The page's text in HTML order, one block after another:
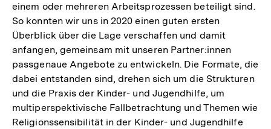
einem oder mehreren Arbeitsprozessen beteiligt sind.
So konnten wir uns in 2020 einen guten ersten
Überblick über die Lage verschaffen und damit
anfangen, gemeinsam mit unseren Partner:innen
passgenaue Angebote zu entwickeln. Die Formate, die
dabei entstanden sind, drehen sich um die Strukturen
und die Praxis der Kinder- und Jugendhilfe, um
multiperspektivische Fallbetrachtung und Themen wie
Religionssensibilität in der Kinder- und Jugendhilfe